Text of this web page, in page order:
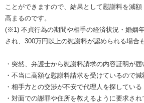
ことができますので、結果として慰謝料を減
高まるのです。
(※1) 不貞行為の期間や相手の経済状況・婚姻
され、300万円以上の慰謝料が認められる場合
・突然、弁護士から慰謝料請求の内容証明が届
・不当に高額な慰謝料請求を受けているので
・相手方との交渉が不安で代理人を探している
・対面での謝罪や住所を教えるように要求され